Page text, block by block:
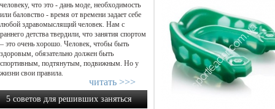
человеку, что это - дань моде, необходимость
или баловство - время от времени задает себе
любой здравомыслящий человек. Нам с
раннего детства твердили, что занятия спортом
– это очень хорошо. Человек, чтобы быть
здоровым, обязательно должен быть
спортивным, подтянутым, подвижным. Но у
жизни свои правила.
читать >>>
5 советов для решивших заняться